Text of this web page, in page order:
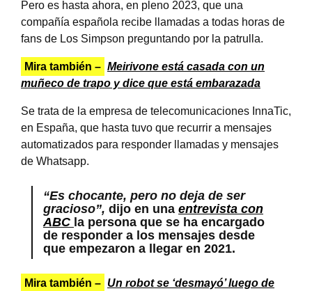
Pero es hasta ahora, en pleno 2023, que una
compañía española recibe llamadas a todas horas de
fans de Los Simpson preguntando por la patrulla.
Mira también – Meirivone está casada con un
muñeco de trapo y dice que está embarazada
Se trata de la empresa de telecomunicaciones InnaTic,
en España, que hasta tuvo que recurrir a mensajes
automatizados para responder llamadas y mensajes
de Whatsapp.
“Es chocante, pero no deja de ser
gracioso”, dijo en una entrevista con
ABC la persona que se ha encargado
de responder a los mensajes desde
que empezaron a llegar en 2021.
Mira también – Un robot se ‘desmayó’ luego de